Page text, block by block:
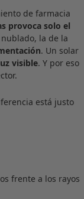
de farmacia
provoca solo el
la de la
. Un solar
visible. Y por eso
está justo
frente a los rayos